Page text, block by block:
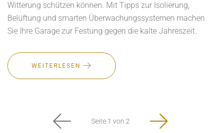
Witterung schützen können. Mit Tipps zur Isolierung,
Belüftung und smarten Überwachungssystemen machen
Sie Ihre Garage zur Festung gegen die kalte Jahreszeit.
WEITERLESEN
Seite 1 von 2